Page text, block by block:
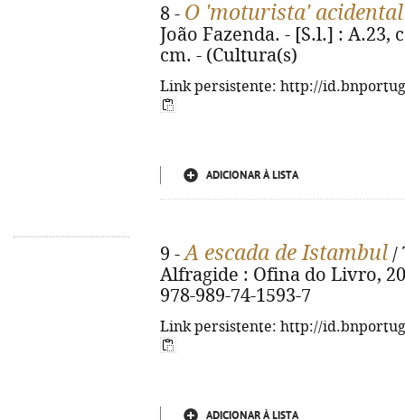
8 - O 'moturista'
João Fazenda. - [S.l.] : A.23,
cm. - (Cultura(s)
Link persistente: http://
ADICIONAR À LISTA
9 -A escada de Istambul /
Alfragide : Ofina do Livro,
978-989-74-1593-7
Link persistente: http://
ADICIONAR À LISTA